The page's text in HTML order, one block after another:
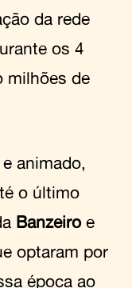
da rede
os 4
milhões de
animado,
o último
Banzeiroe
optaram por
época ao